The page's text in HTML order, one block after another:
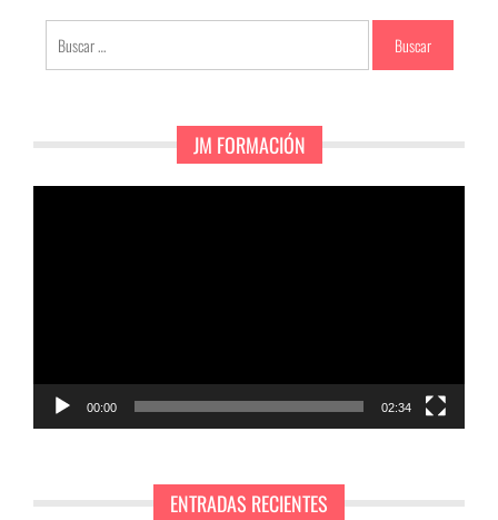
Buscar:
JM FORMACIÓN
00:00 02:34
ENTRADAS RECIENTES